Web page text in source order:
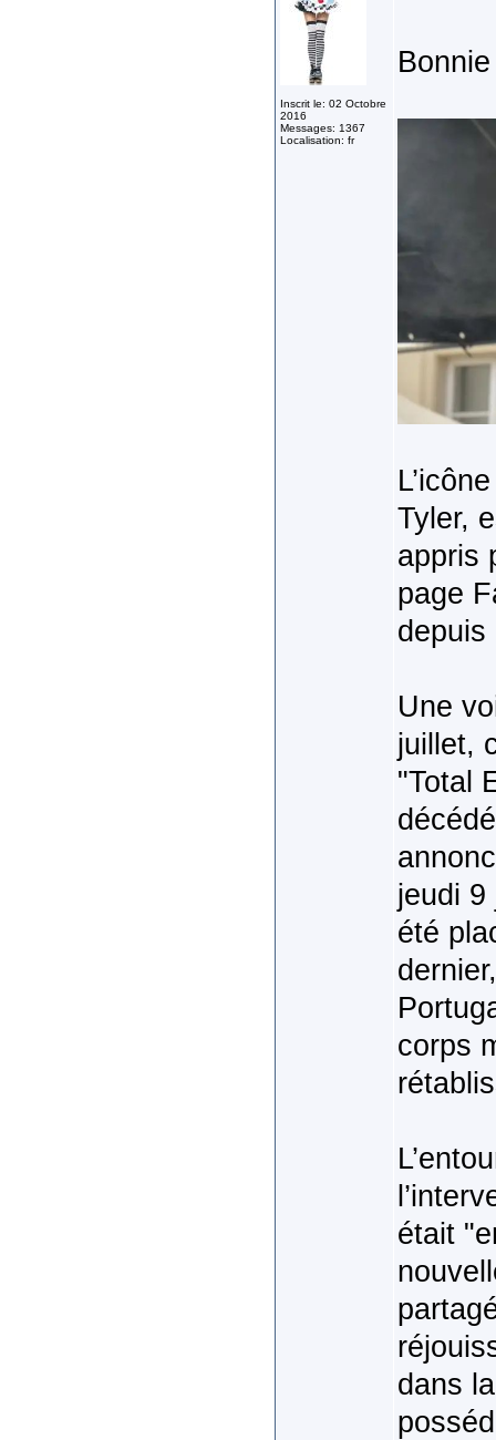
Inscrit le: 02 Octobre
2016
Messages: 1367
Localisation: fr
Tyler,
appris
page
depuis
Une
juillet,
"Total
jeudi 9
été
corps
était
dans